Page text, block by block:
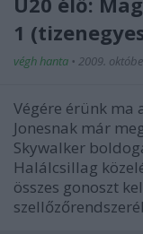
1
végh hanta • 2009.
Végére érünk ma
Jonesnak már
Skywalker
Halálcsillag
összes gonoszt